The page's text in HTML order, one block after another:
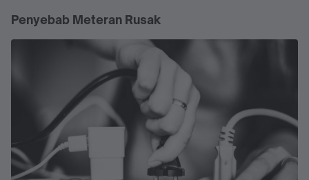
Penyebab Meteran Rusak